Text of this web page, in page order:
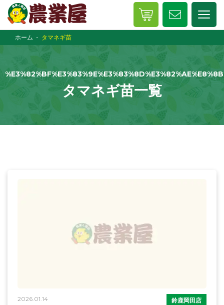
ホーム タマネギ苗
タマネギ苗一覧
2026.01.14 鈴鹿岡田店